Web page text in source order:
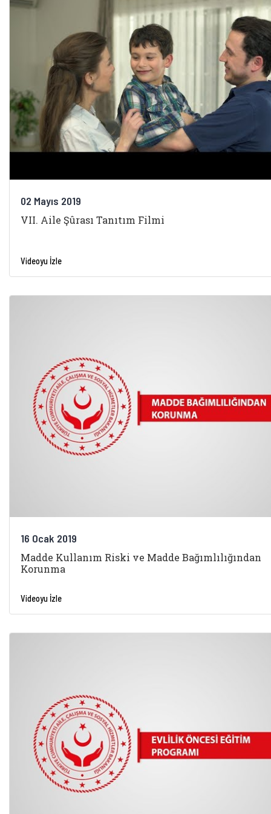
02 Mayıs 2019
VII. Aile Şûrası Tanıtım Filmi
Videoyu İzle
16 Ocak 2019
Madde Kullanım Riski ve Madde Bağımlılığından
Korunma
Videoyu İzle